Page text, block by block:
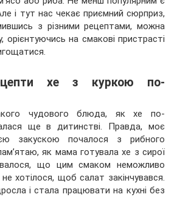
і тут нас чекає приємний сюрприз,
з різними рецептами, можна
орієнтуючись на смакові пристрасті
хе з куркою по-
чудового блюда, як хе по-
ще в дитинстві. Правда, моє
закускою почалося з рибного
як мама готувала хе з сирої
що цим смаком неможливо
хотілося, щоб салат закінчувався.
і стала працювати на кухні без